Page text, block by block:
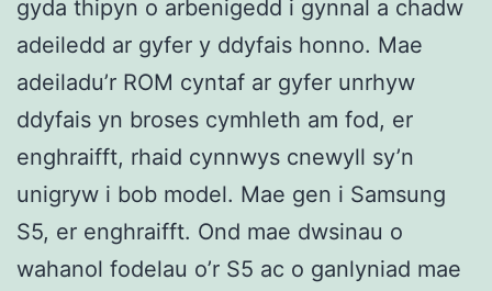
gyda thipyn o arbenigedd i gynnal a chadw
adeiledd ar gyfer y ddyfais honno. Mae
adeiladu’r ROM cyntaf ar gyfer unrhyw
ddyfais yn broses cymhleth am fod, er
enghraifft, rhaid cynnwys cnewyll sy’n
unigryw i bob model. Mae gen i Samsung
S5, er enghraifft. Ond mae dwsinau o
wahanol fodelau o’r S5 ac o ganlyniad mae